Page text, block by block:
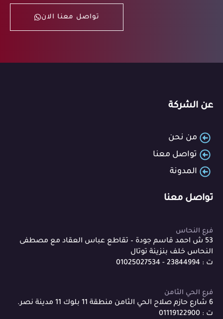
تواصل معنا الان
عن الشركة
من نحن
تواصل معنا
المدونة
تواصل معنا
فرع النحاس
53 ش احمد قاسم جودة – تقاطع عباس العقاد مع مصطفى
النحاس خلف بنزينة توتال
ت : 23844994 - 01025027534
فرع الحي الثامن
6 شارع حازم صلاح الحي الثامن منطقة 11 بلوك 11 مدينة نصر.
ت : 01119122900